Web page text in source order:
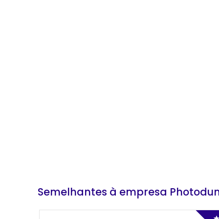
Semelhantes à empresa